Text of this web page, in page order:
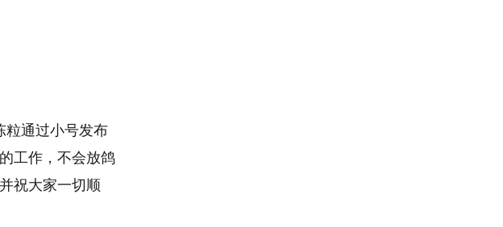
粒通过小号发布
工作，不会放鸽
祝大家一切顺